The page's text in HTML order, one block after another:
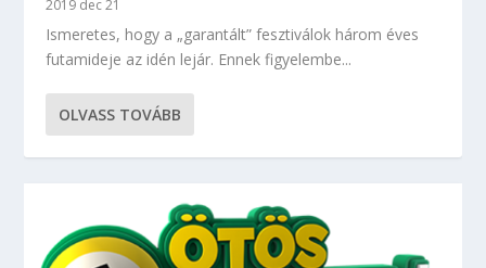
2019 dec 21
Ismeretes, hogy a „garantált” fesztiválok három éves
futamideje az idén lejár. Ennek figyelembe...
OLVASS TOVÁBB